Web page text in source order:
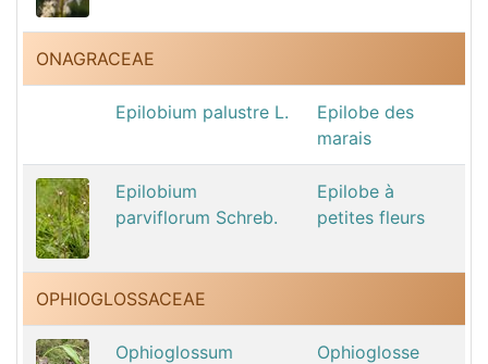
ONAGRACEAE
Epilobium palustre L.
Epilobe des
marais
Epilobium
parviflorum Schreb.
Epilobe à
petites fleurs
OPHIOGLOSSACEAE
Ophioglossum
Ophioglosse